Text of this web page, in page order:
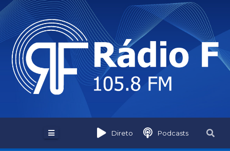
Skip
to
content
Direto Podcasts